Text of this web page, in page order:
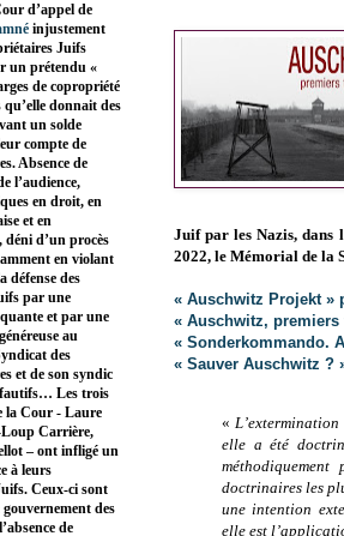
Juif par les Nazis, dans
2022, le Mémorial de la
« Auschwitz Projekt »
« Auschwitz, premiers
« Sonderkommando.
« Sauver Auschwitz ?
«
elle a été
méthodiquement
doctrinaires les
une intention
elle est
d’appel de
injustement
Juifs
un prétendu «
de copropriété
qu’elle donnait des
un solde
compte de
Absence de
l’audience,
en droit, en
et en
d’un procès
en violant
défense des
par une
et par une
au
des
et de son syndic
Les trois
la Cour - Laure
Carrière,
– ont infligé un
à leurs
Ceux-ci sont
des
de